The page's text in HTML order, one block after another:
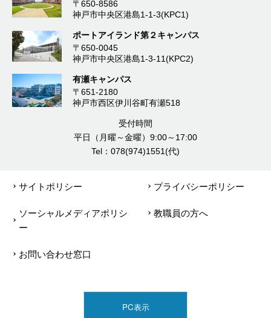
〒650-8586
神戸市中央区港島1-1-3(KPC1)
ポートアイランド第２キャンパス
〒650-0045
神戸市中央区港島1-3-11(KPC2)
有瀬キャンパス
〒651-2180
神戸市西区伊川谷町有瀬518
受付時間
平日（月曜～金曜）9:00～17:00
Tel：078(974)1551(代)
サイトポリシー プライバシーポリシー
ソーシャルメディアポリシ
ー
教職員の方へ
お問い合わせ窓口
PC表示